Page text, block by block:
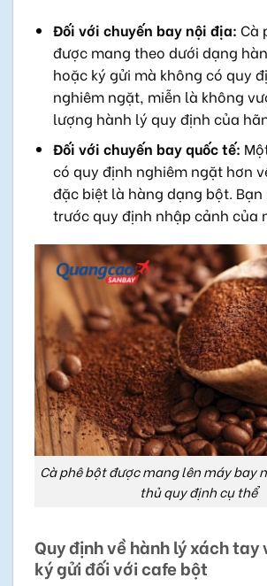
Đối với chuyến bay nội địa: Cà
được mang theo dưới dạng
hoặc ký gửi mà không có quy
nghiêm ngặt, miễn là không
lượng hành lý quy định của
Đối với chuyến bay quốc tế:
có quy định nghiêm ngặt hơn
đặc biệt là hàng dạng bột. Bạn
trước quy định nhập cảnh của
Cà phê bột được mang lên máy bay
thủ quy định cụ thể
Quy định về hành lý xách tay
ký gửi đối với cafe bột